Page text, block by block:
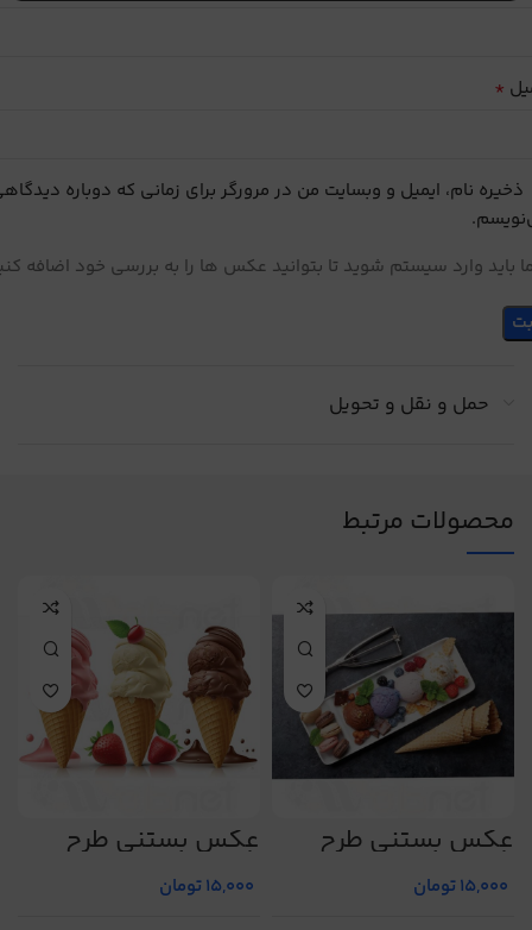
*
ذخیره نام، ایمیل و وبسایت من در مرورگر برای زمانی که دوباره
باید وارد سیستم شوید تا بتوانید عکس ها را به بررسی خود اضافه
حمل و نقل و تحویل
محصولات مرتبط
عکس بستنی طرح
شماره 4
15,000تومان
عکس بستنی طرح
شماره 19
15,000تومان